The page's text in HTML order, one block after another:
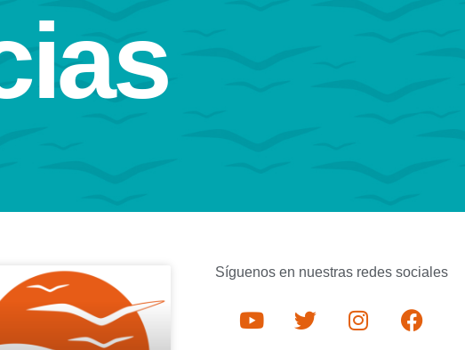
Síguenos en nuestras redes sociales